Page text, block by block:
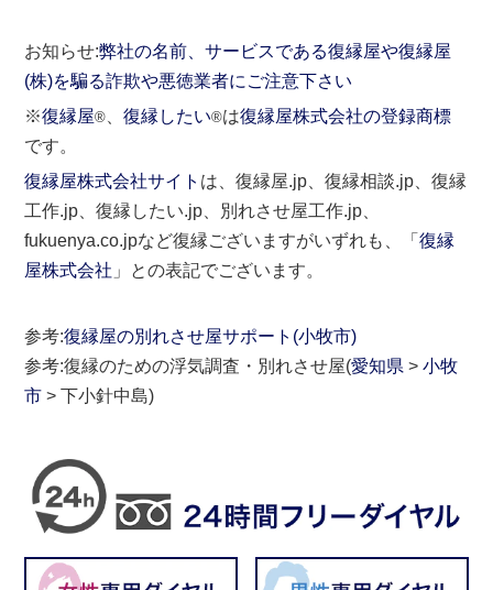
お知らせ:弊社の名前、サービスである復縁屋や復縁屋
(株)を騙る詐欺や悪徳業者にご注意下さい
※復縁屋® 、復縁したい®は復縁屋株式会社の登録商標
です。
復縁屋株式会社サイト は、復縁屋.jp、復縁相談.jp、復縁
工作.jp、復縁したい.jp、別れさせ屋工作.jp、
fukuenya.co.jpなど復縁ございますがいずれも、「復縁
屋株式会社 」との表記でございます。
参考:復縁屋の別れさせ屋サポート(小牧市)
参考:復縁のための浮気調査・別れさせ屋(愛知県 >小牧
市 > 下小針中島)